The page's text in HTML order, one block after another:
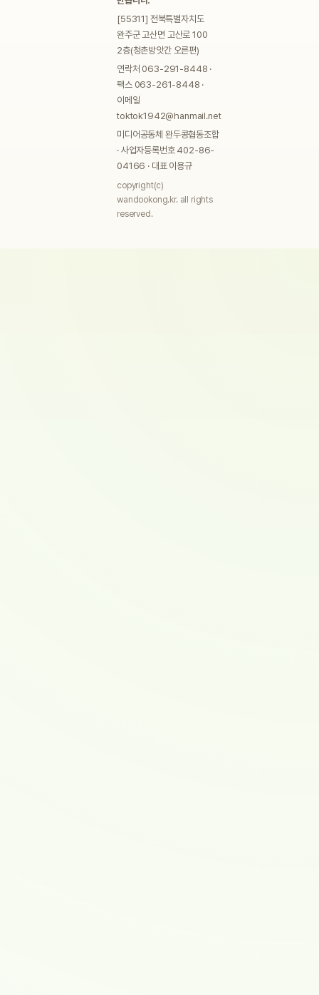
[55311] 전북특별자치도
완주군 고산면 고산로 100
2층(청촌방앗간 오른편)
연락처 063-291-8448 ·
팩스 063-261-8448 ·
이메일
toktok1942@hanmail.net
미디어공동체 완두콩협동조합
· 사업자등록번호 402-86-
04166 · 대표 이용규
copyright(c)
wandookong.kr. all rights
reserved.